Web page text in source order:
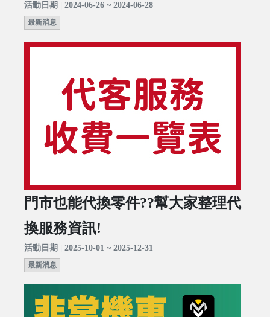
活動日期 | 2024-06-26 ~ 2024-06-28
最新消息
門市也能代換零件??幫大家整理代
換服務資訊!
活動日期 | 2025-10-01 ~ 2025-12-31
最新消息